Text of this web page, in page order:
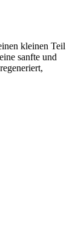
kleinen Teil
sanfte und